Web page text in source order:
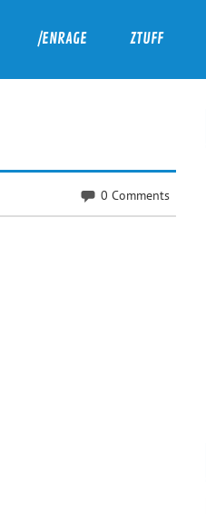
/ENRAGE ZTUFF
0 Comments